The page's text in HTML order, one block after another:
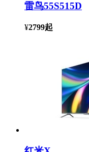
雷鸟55S515D
¥2799起